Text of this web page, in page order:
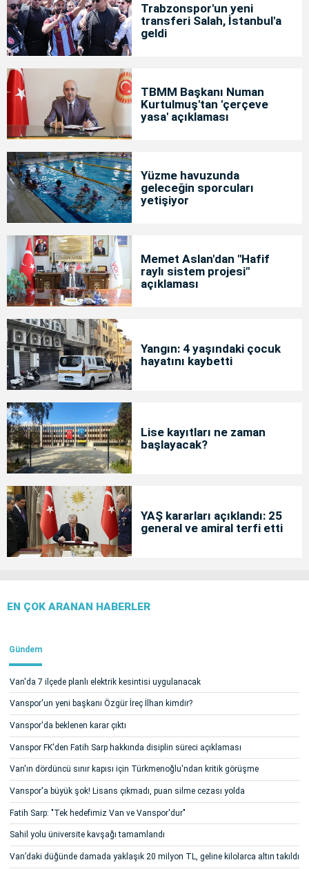
Trabzonspor'un yeni
transferi Salah, İstanbul'a
geldi
TBMM Başkanı Numan
Kurtulmuş'tan 'çerçeve
yasa' açıklaması
Yüzme havuzunda
geleceğin sporcuları
yetişiyor
Memet Aslan'dan "Hafif
raylı sistem projesi"
açıklaması
Yangın: 4 yaşındaki çocuk
hayatını kaybetti
Lise kayıtları ne zaman
başlayacak?
YAŞ kararları açıklandı: 25
general ve amiral terfi etti
EN ÇOK ARANAN HABERLER
Gündem
Van'da 7 ilçede planlı elektrik kesintisi uygulanacak
Vanspor'un yeni başkanı Özgür İreç İlhan kimdir?
Vanspor'da beklenen karar çıktı
Vanspor FK'den Fatih Sarp hakkında disiplin süreci açıklaması
Van'ın dördüncü sınır kapısı için Türkmenoğlu'ndan kritik görüşme
Vanspor'a büyük şok! Lisans çıkmadı, puan silme cezası yolda
Fatih Sarp: "Tek hedefimiz Van ve Vanspor'dur"
Sahil yolu üniversite kavşağı tamamlandı
Van’daki düğünde damada yaklaşık 20 milyon TL, geline kilolarca altın takıldı